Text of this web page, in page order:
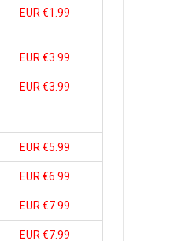
EUR €1.99
EUR €3.99
EUR €3.99
EUR €5.99
EUR €6.99
EUR €7.99
EUR €7.99